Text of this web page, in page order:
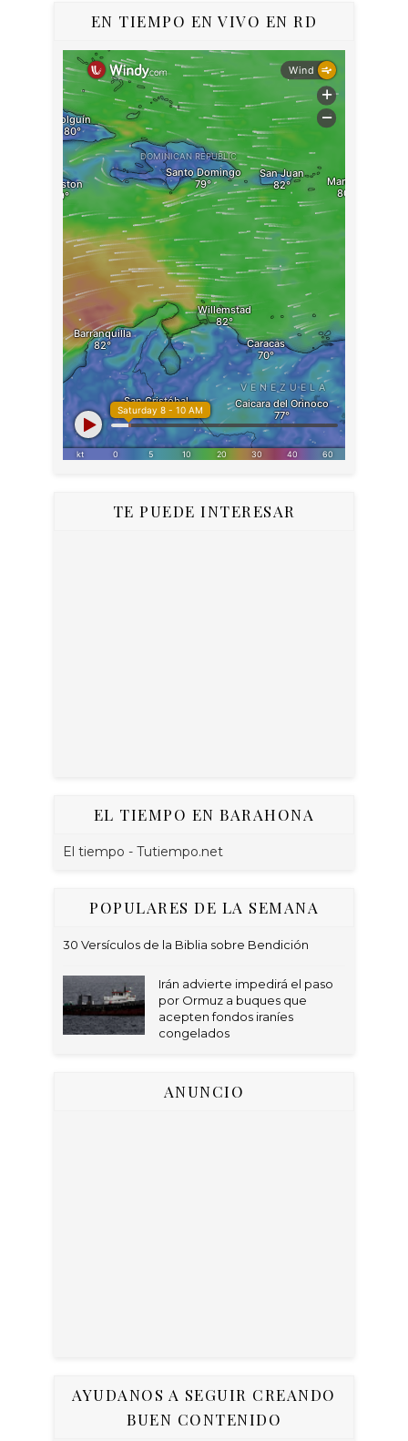
EN TIEMPO EN VIVO EN RD
TE PUEDE INTERESAR
EL TIEMPO EN BARAHONA
El tiempo - Tutiempo.net
POPULARES DE LA SEMANA
30 Versículos de la Biblia sobre Bendición
Irán advierte impedirá el paso
por Ormuz a buques que
acepten fondos iraníes
congelados
ANUNCIO
AYUDANOS A SEGUIR CREANDO
BUEN CONTENIDO